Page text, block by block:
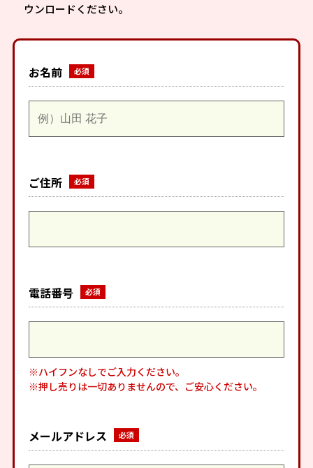
ウンロードください。
お名前
ご住所
電話番号
※ハイフンなしでご入力ください。
※押し売りは一切ありませんので、ご安心ください。
メールアドレス